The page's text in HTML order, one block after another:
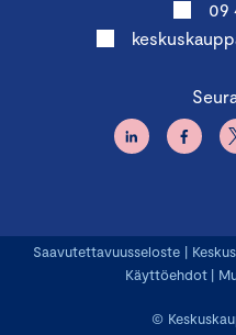
09
©
Saavutettavuusseloste |
Käyttöehdot |